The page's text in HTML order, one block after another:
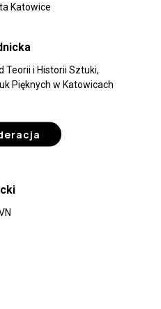
Katowice
Teorii i Historii Sztuki,
Pięknych w Katowicach